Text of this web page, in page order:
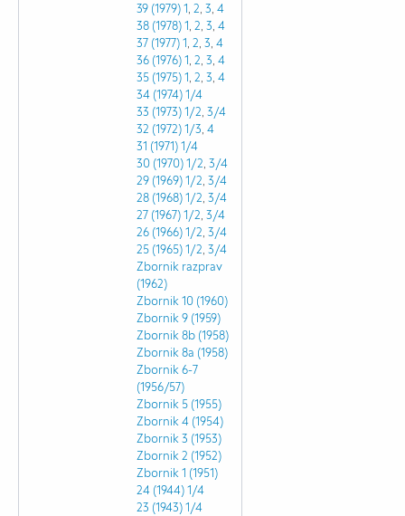
39 (1979)1, 2, 3, 4
38 (1978)1, 2, 3, 4
37 (1977)1, 2, 3, 4
36 (1976)1, 2, 3, 4
35 (1975)1, 2, 3, 4
34 (1974)1/4
33 (1973)1/2, 3/4
32 (1972)1/3, 4
31 (1971)1/4
30 (1970)1/2, 3/4
29 (1969)1/2, 3/4
28 (1968)1/2, 3/4
27 (1967)1/2, 3/4
26 (1966)1/2, 3/4
25 (1965)1/2, 3/4
Zbornik razprav
(1962)
Zbornik 10 (1960)
Zbornik 9 (1959)
Zbornik 8b (1958)
Zbornik 8a (1958)
Zbornik 6-7
(1956/57)
Zbornik 5 (1955)
Zbornik 4 (1954)
Zbornik 3 (1953)
Zbornik 2 (1952)
Zbornik 1 (1951)
24 (1944)1/4
23 (1943)1/4